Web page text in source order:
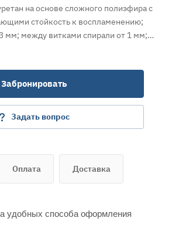
на основе сложного полиэфира с
стойкость к воспламенению;
мм; между витками спирали от 1 мм;
спираль.
транспортировка материалов с
свойствами, таких как зерновые
отходы; транспортировка
шлаков, гранул и т.д, откачка
к абразивным средам;
химикатам и растворителям;
Забронировать
Задать вопрос
Оплата Доставка
удобных способа оформления